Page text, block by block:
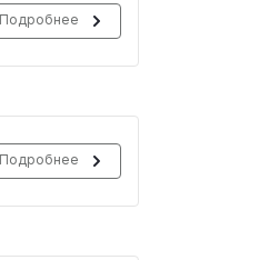
Подробнее
Подробнее